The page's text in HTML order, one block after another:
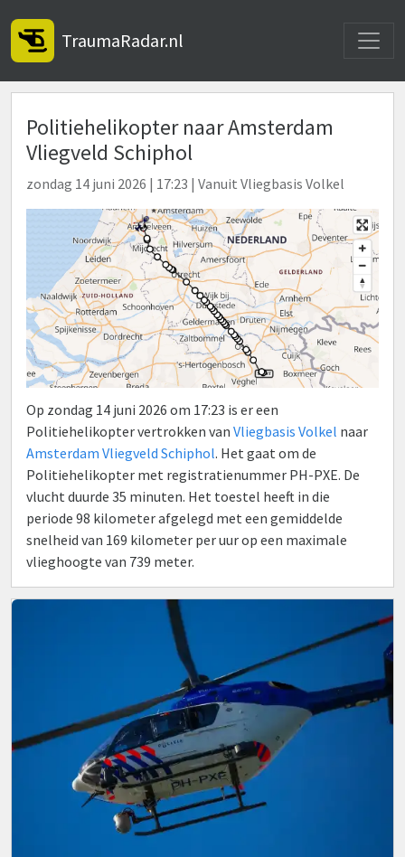
TraumaRadar.nl
Politiehelikopter naar Amsterdam
Vliegveld Schiphol
zondag 14 juni 2026 | 17:23 | Vanuit Vliegbasis Volkel
Op zondag 14 juni 2026 om 17:23 is er een
Politiehelikopter vertrokken van Vliegbasis Volkel naar
Amsterdam Vliegveld Schiphol. Het gaat om de
Politiehelikopter met registratienummer PH-PXE. De
vlucht duurde 35 minuten. Het toestel heeft in die
periode 98 kilometer afgelegd met een gemiddelde
snelheid van 169 kilometer per uur op een maximale
vlieghoogte van 739 meter.